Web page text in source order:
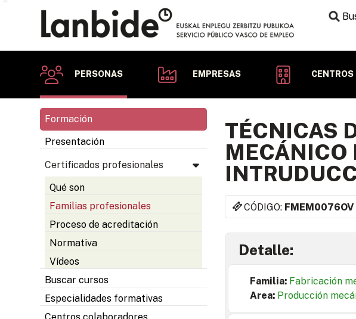
PERSONAS EMPRESAS CENTROS
Formación
Presentación
Certificados profesionales
Qué son
Familias profesionales
Proceso de acreditación
Normativa
Vídeos
Buscar cursos
Especialidades formativas
TÉCNICAS
MECÁNICO
CÓDIGO: FMEM0076OV
Detalle:
Familia: Fabricación
Area: Producción